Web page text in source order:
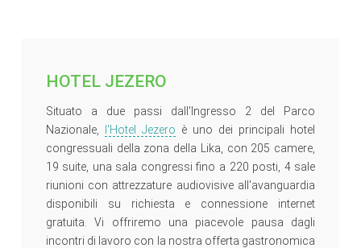
HOTEL JEZERO
Situato a due passi dall'Ingresso 2 del Parco
Nazionale,
l'Hotel Jezero è uno dei principali hotel
congressuali della zona della Lika, con 205 camere,
19 suite, una sala congressi fino a 220 posti, 4 sale
riunioni con attrezzature audiovisive all'avanguardia
disponibili su richiesta e connessione internet
gratuita. Vi offriremo una piacevole pausa dagli
incontri di lavoro con la nostra offerta gastronomica